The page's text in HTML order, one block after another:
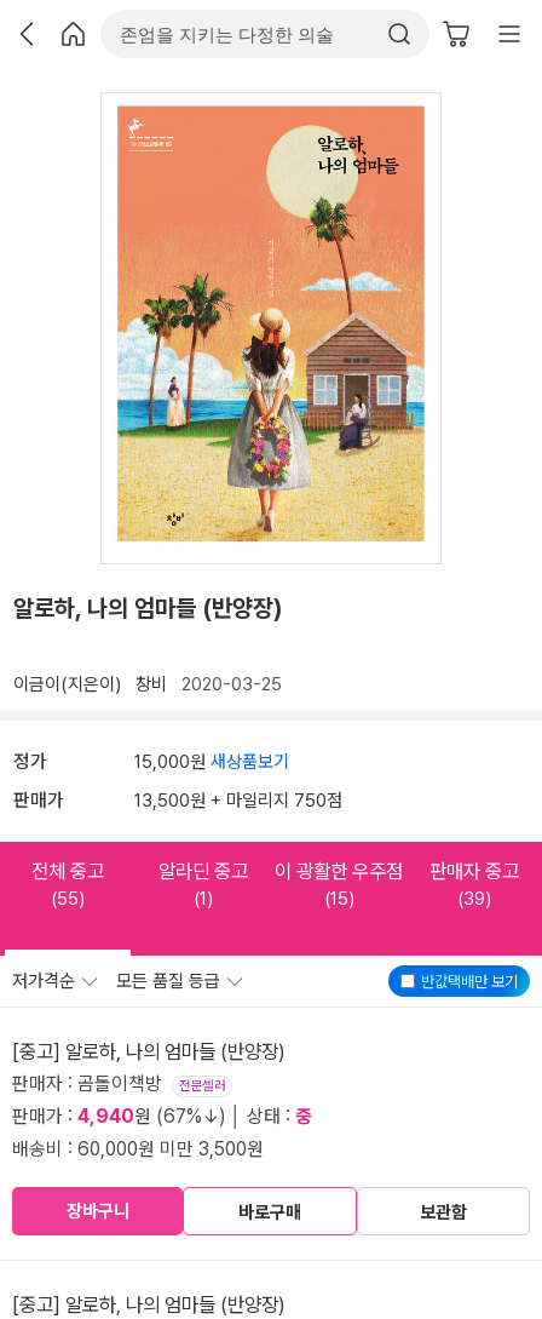
알로하, 나의 엄마들 (반양장)
이금이(지은이) 창비 2020-03-25
정가 15,000원 새상품보기
판매가 13,500원 + 마일리지 750점
전체 중고
(55)
알라딘 중고
(1)
이 광활한 우주점
(15)
판매자 중고
(39)
반값택배만 보기
저가격순 모든 품질 등급
[중고] 알로하, 나의 엄마들 (반양장)
판매자 : 곰돌이책방 전문셀러
판매가 : 4,940원 (67%↓) │ 상태 : 중
배송비 : 60,000원 미만 3,500원
장바구니 바로구매 보관함
[중고] 알로하, 나의 엄마들 (반양장)